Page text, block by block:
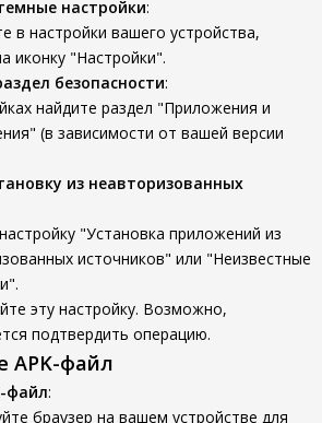
настройки:
в настройки вашего устройства,
иконку "Настройки".
безопасности:
найдите раздел "Приложения и
(в зависимости от вашей версии
из неавторизованных
"Установка приложений из
источников" или "Неизвестные
эту настройку. Возможно,
подтвердить операцию.
APK-файл
файл:
браузер на вашем устройстве для